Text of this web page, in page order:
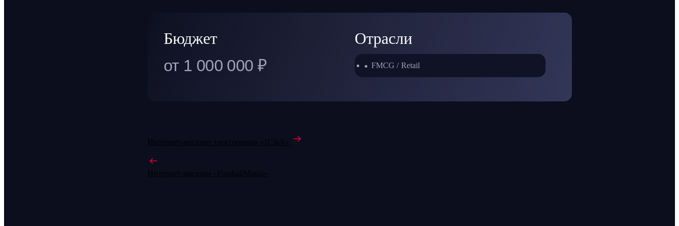
Бюджет
от 1 000 000 ₽
Отрасли
FMCG / Retail
Интернет-магазин электроники «1Click»
Интернет-магазин «Football­Mania»